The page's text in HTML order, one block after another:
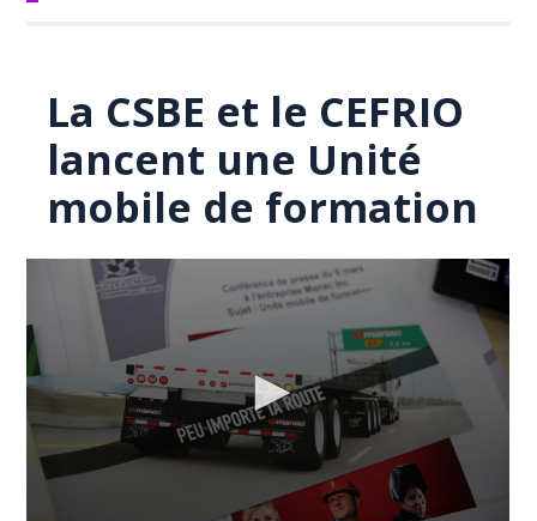
La CSBE et le CEFRIO
lancent une Unité
mobile de formation